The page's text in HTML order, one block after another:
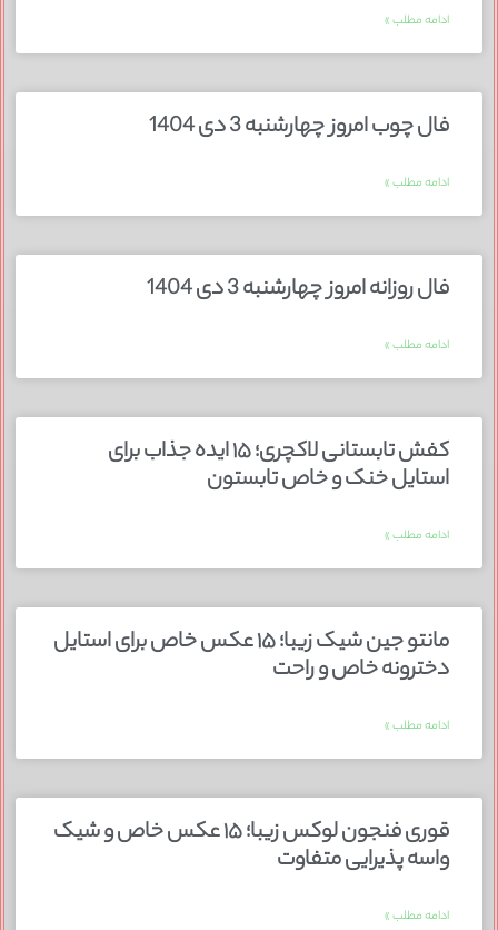
ادامه مطلب »
فال چوب امروز چهارشنبه 3 دی 1404
ادامه مطلب »
فال روزانه امروز چهارشنبه 3 دی 1404
ادامه مطلب »
کفش تابستانی لاکچری؛ ۱۵ ایده‌ جذاب برای
استایل خنک و خاص تابستون
ادامه مطلب »
مانتو جین شیک زیبا؛ ۱۵ عکس خاص برای استایل
دخترونه خاص و راحت
ادامه مطلب »
قوری فنجون لوکس زیبا؛ ۱۵ عکس خاص و شیک
واسه پذیرایی متفاوت
ادامه مطلب »